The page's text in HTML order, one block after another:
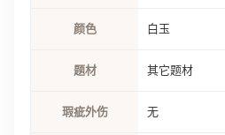
颜色 白玉
题材 其它题材
瑕疵外伤 无